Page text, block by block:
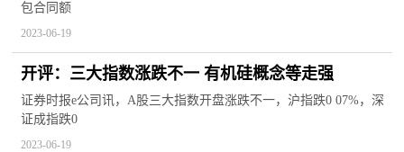
包合同额
2023-06-19
开评：三大指数涨跌不一 有机硅概念等走强
证券时报e公司讯，A股三大指数开盘涨跌不一，沪指跌0 07%，深
证成指跌0
2023-06-19